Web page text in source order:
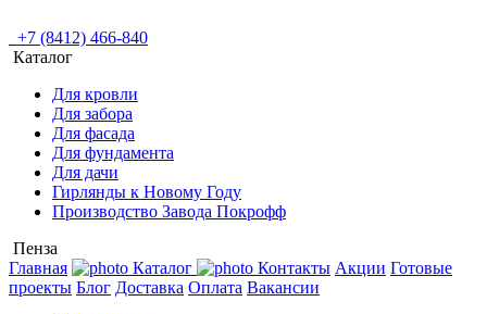
+7 (8412) 466-840
Каталог
Для кровли
Для забора
Для фасада
Для фундамента
Для дачи
Гирлянды к Новому Году
Производство Завода Покрофф
Пенза
Главная
Каталог Контакты Акции Готовые
проекты Блог Доставка Оплата Вакансии